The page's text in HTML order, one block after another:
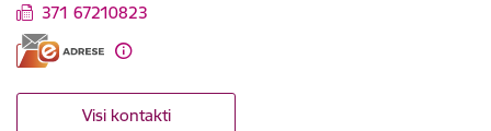
371 67210823
Visi kontakti